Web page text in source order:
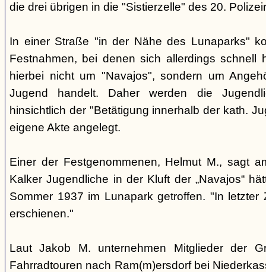
die drei übrigen in die "Sistierzelle" des 20.
In einer Straße "in der Nähe des Lunaparks"
Festnahmen, bei denen sich allerdings schnell
hierbei nicht um "Navajos", sondern um
Jugend handelt. Daher werden die
hinsichtlich der "Betätigung innerhalb der kath.
eigene Akte angelegt.
Einer der Festgenommenen, Helmut M., sagt
Kalker Jugendliche in der Kluft der „Navajos“
Sommer 1937 im Lunapark getroffen. "In
erschienen."
Laut Jakob M. unternehmen Mitglieder der
Fahrradtouren nach Ram(m)ersdorf bei